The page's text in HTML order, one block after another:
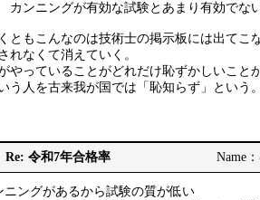
ンニングが有効な試験とあまり有効でな
ともこんなのは技術士の掲示板には出て
れなくて消えていく。
やっていることがどれだけ恥ずかしいこと
う人を古来我が国では「恥知らず」という
Re: 令和7年合格率 Name
ニングがあるから試験の質が低い